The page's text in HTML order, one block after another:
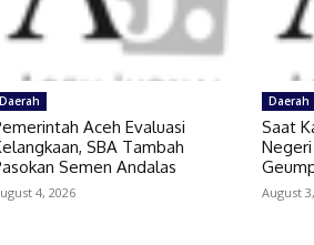
Daerah
Aceh Evaluasi
SBA Tambah
Semen Andalas
4, 2026
Daerah
Saat
August